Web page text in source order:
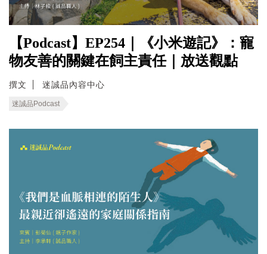
【Podcast】EP254｜《小米遊記》：寵
物友善的關鍵在飼主責任｜放送觀點
撰文 迷誠品內容中心
迷誠品Podcast